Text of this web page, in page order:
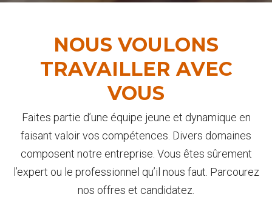
NOUS VOULONS
TRAVAILLER AVEC
VOUS
Faites partie d’une équipe jeune et dynamique en
faisant valoir vos compétences. Divers domaines
composent notre entreprise. Vous êtes sûrement
l’expert ou le professionnel qu’il nous faut. Parcourez
nos offres et candidatez.